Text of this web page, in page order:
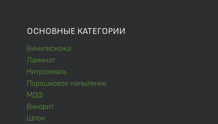
ОСНОВНЫЕ КАТЕГОРИИ
Винилискожа
Ламинат
Нитроэмаль
Порошковое напыление
МДФ
Винорит
Шпон